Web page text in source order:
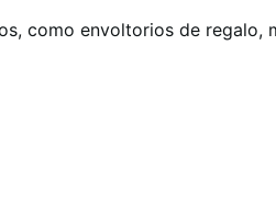
como envoltorios de regalo,